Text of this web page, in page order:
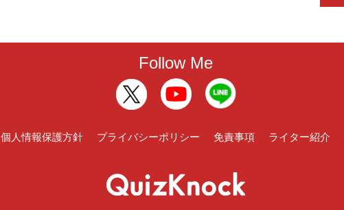
Follow Me
個人情報保護方針 プライバシーポリシー 免責事項 ライター紹介